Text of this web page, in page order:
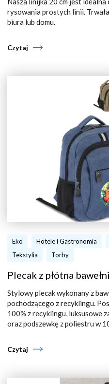
rysowania prostych linii.
biura lub domu.
Czytaj
Eko Hotele i Gastronomia
Tekstylia
Torby
Plecak z płótna
Stylowy plecak wykonany z
pochodzącego z recyklingu.
100% z recyklingu, luksusowe
oraz podszewkę z poliestru w
Czytaj